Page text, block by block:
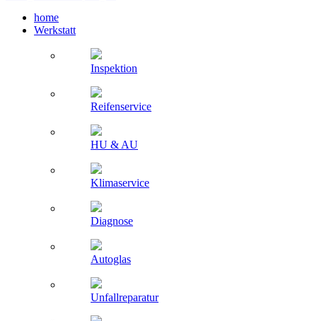
home
Werkstatt
Inspektion
Reifenservice
HU & AU
Klimaservice
Diagnose
Autoglas
Unfallreparatur